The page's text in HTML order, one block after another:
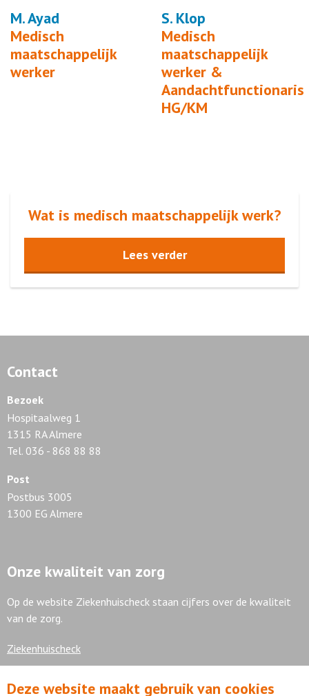
M. Ayad
Medisch
maatschappelijk
werker
S. Klop
Medisch
maatschappelijk
werker &
Aandachtfunctionaris
HG/KM
Wat is medisch maatschappelijk werk?
Lees verder
Contact
Bezoek
Hospitaalweg 1
1315 RA Almere
Tel. 036 - 868 88 88
Post
Postbus 3005
1300 EG Almere
Onze kwaliteit van zorg
Op de website Ziekenhuischeck staan cijfers over de kwaliteit
van de zorg.
Ziekenhuischeck
Deze website maakt gebruik van cookies